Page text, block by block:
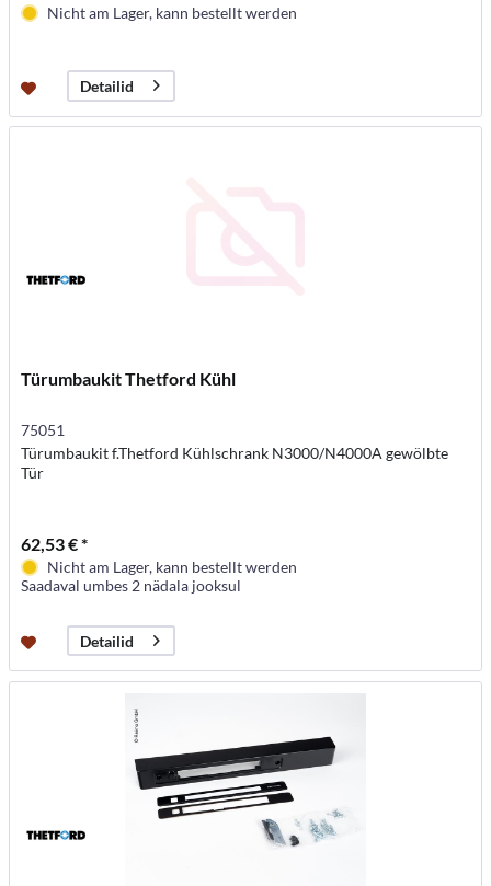
Nicht am Lager, kann bestellt werden
Detailid
Türumbaukit Thetford Kühl
75051
Türumbaukit f.Thetford Kühlschrank N3000/N4000A gewölbte
Tür
62,53 € *
Nicht am Lager, kann bestellt werden
Saadaval umbes 2 nädala jooksul
Detailid